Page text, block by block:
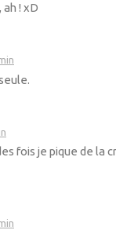
! xD
fois je pique de la